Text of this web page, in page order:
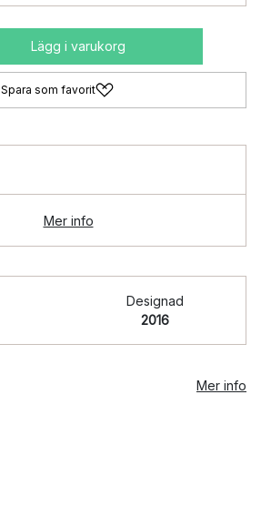
Lägg i varukorg
Spara som favorit
Mer info
Designad
2016
Mer info